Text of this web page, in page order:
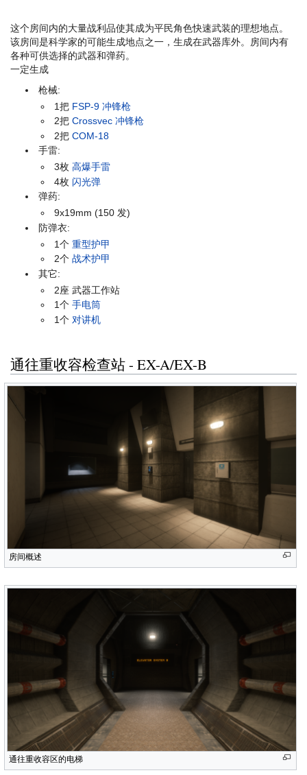
这个房间内的大量战利品使其成为平民角色快速武装的理想地点。
该房间是科学家的可能生成地点之一，生成在武器库外。房间内有
各种可供选择的武器和弹药。
一定生成
枪械:
1把 FSP-9 冲锋枪
2把 Crossvec 冲锋枪
2把 COM-18
手雷:
3枚 高爆手雷
4枚 闪光弹
弹药:
9x19mm (150 发)
防弹衣:
1个 重型护甲
2个 战术护甲
其它:
2座 武器工作站
1个 手电筒
1个 对讲机
通往重收容检查站 - EX-A/EX-B
房间概述
通往重收容区的电梯